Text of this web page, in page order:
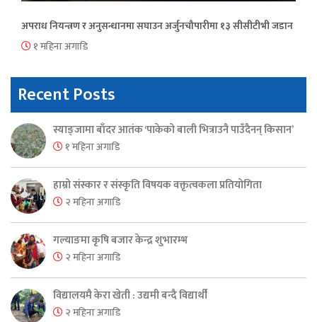
अपराध नियन्त्रण र अनुसन्धानमा सघाउन अर्जुनचौपारीमा १३ सीसीटीभी जडान
१ महिना अगाडि
Recent Posts
स्याङ्जामा बाँदर आतंक ‘पाकेको बाली भित्राउनै पाउँदैनन् किसान’
१ महिना अगाडि
हाम्रो संस्कार र संस्कृति विषयक वक्तृत्वकला प्रतियोगिता
२ महिना अगाडि
गल्याङमा कृषि बजार केन्द्र शुभारम्भ
२ महिना अगाडि
विद्यालयमै केरा खेती : उद्यमी बन्दै विद्यार्थी
२ महिना अगाडि